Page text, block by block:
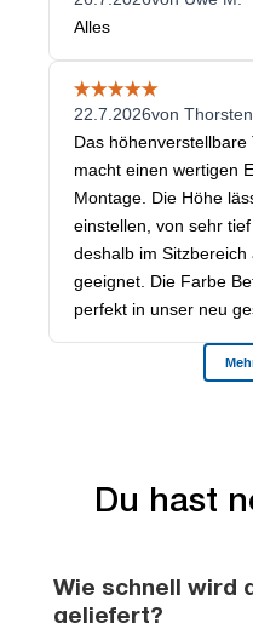
Du hast
Wie schnell wird
geliefert?